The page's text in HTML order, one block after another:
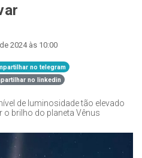
2024 às 10:00
no telegram
no linkedin
de luminosidade tão elevado
brilho do planeta Vênus